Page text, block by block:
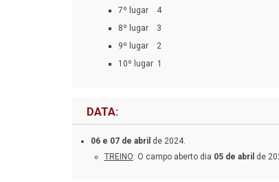
7º lugar 4
8º lugar 3
9º lugar 2
10º lugar 1
DATA:
06 e 07 de abril de 2024.
TREINO: O campo aberto dia 05 de abril de